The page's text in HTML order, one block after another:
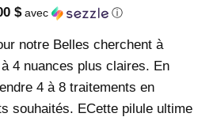
$avec ⓘ
notre Belles cherchent à
4 nuances plus claires. En
4 à 8 traitements en
souhaités. ECette pilule ultime